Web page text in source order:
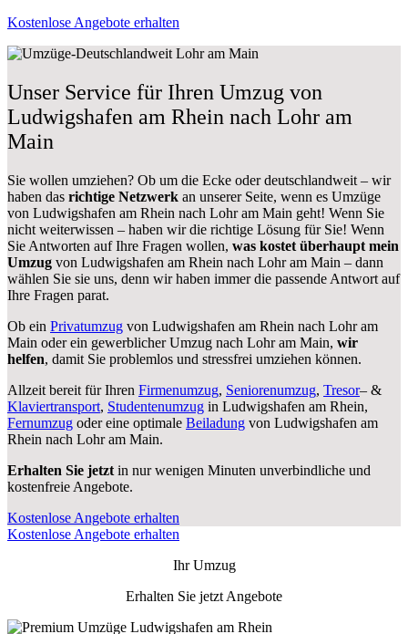
Kostenlose Angebote erhalten
Unser Service für Ihren Umzug von
Ludwigshafen am Rhein nach Lohr am
Main
Sie wollen umziehen? Ob um die Ecke oder deutschlandweit – wir
haben das richtige Netzwerk an unserer Seite, wenn es Umzüge
von Ludwigshafen am Rhein nach Lohr am Main geht! Wenn Sie
nicht weiterwissen – haben wir die richtige Lösung für Sie! Wenn
Sie Antworten auf Ihre Fragen wollen, was kostet überhaupt mein
Umzug von Ludwigshafen am Rhein nach Lohr am Main – dann
wählen Sie sie uns, denn wir haben immer die passende Antwort auf
Ihre Fragen parat.
Ob ein Privatumzug von Ludwigshafen am Rhein nach Lohr am
Main oder ein gewerblicher Umzug nach Lohr am Main, wir
helfen, damit Sie problemlos und stressfrei umziehen können.
Allzeit bereit für Ihren Firmenumzug, Seniorenumzug, Tresor– &
Klaviertransport, Studentenumzug in Ludwigshafen am Rhein,
Fernumzug oder eine optimale Beiladung von Ludwigshafen am
Rhein nach Lohr am Main.
Erhalten Sie jetzt in nur wenigen Minuten unverbindliche und
kostenfreie Angebote.
Kostenlose Angebote erhalten
Kostenlose Angebote erhalten
Ihr Umzug
Erhalten Sie jetzt Angebote